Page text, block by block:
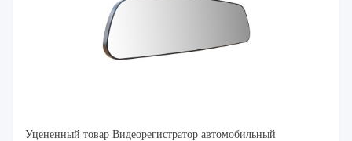
Уцененный товар Видеорегистратор автомобильный